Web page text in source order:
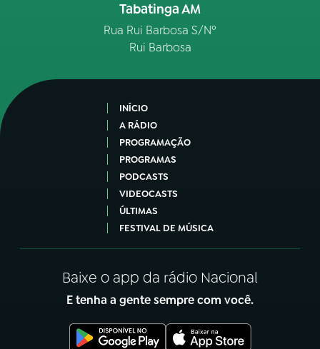
Tabatinga AM
Rua Rui Barbosa S/Nº
Rui Barbosa
INÍCIO
A RÁDIO
PROGRAMAÇÃO
PROGRAMAS
PODCASTS
VIDEOCASTS
ÚLTIMAS
FESTIVAL DE MÚSICA
Baixe o app da rádio Nacional
E tenha a gente sempre com você.